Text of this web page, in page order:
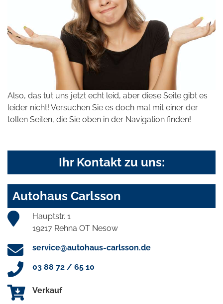
Also, das tut uns jetzt echt leid, aber diese Seite gibt es
leider nicht! Versuchen Sie es doch mal mit einer der
tollen Seiten, die Sie oben in der Navigation finden!
Ihr Kontakt zu uns:
Autohaus Carlsson
Hauptstr. 1
19217 Rehna OT Nesow
service@autohaus-carlsson.de
03 88 72 / 65 10
Verkauf